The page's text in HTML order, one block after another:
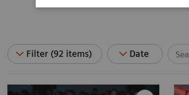
Filter (92 items) Date